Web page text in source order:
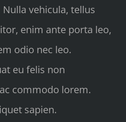
vehicula, tellus
enim ante porta leo,
odio nec leo.
eu felis non
commodo lorem.
sapien.